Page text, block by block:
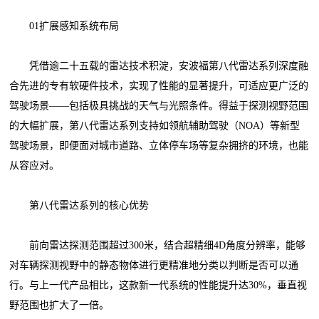
01扩展感知系统布局
凭借逾二十五载的雷达技术积淀，安波福第八代雷达系列深度融
合先进的专有软硬件技术，实现了性能的显著提升，可适应更广泛的
驾驶场景——包括极具挑战的天气与光照条件。得益于探测视野范围
的大幅扩展，第八代雷达系列支持如领航辅助驾驶（NOA）等新型
驾驶场景，即便面对城市道路、立体停车场等复杂拥挤的环境，也能
从容应对。
第八代雷达系列的核心优势
前向雷达探测范围超过300米，结合超精细4D角度分辨率，能够
对车辆探测视野中的静态物体进行更精准地分类以判断是否可以通
行。与上一代产品相比，这款新一代系统的性能提升达30%，垂直视
野范围也扩大了一倍。